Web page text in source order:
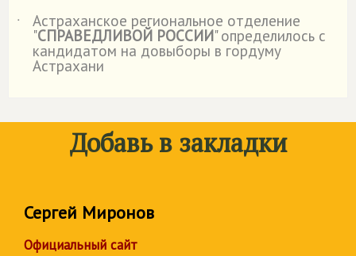
˙
Астраханское региональное отделение
"СПРАВЕДЛИВОЙ РОССИИ" определилось с
кандидатом на довыборы в гордуму
Астрахани
Добавь в закладки
Сергей Миронов
Официальный сайт